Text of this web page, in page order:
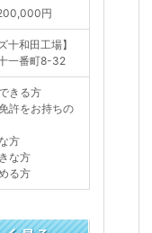
円
十和田工場】
一番町8-32
きる方
許をお持ちの
方
な方
る方